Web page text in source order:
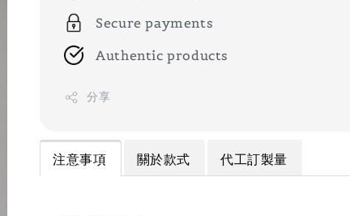
Secure payments
Authentic products
分享
注意事項 關於款式 代工訂製量